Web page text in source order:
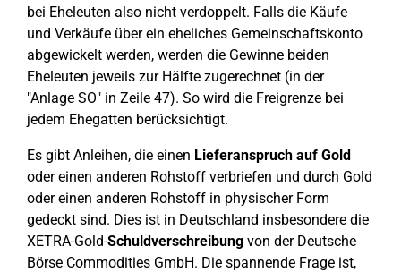
bei Eheleuten also nicht verdoppelt. Falls die Käufe
und Verkäufe über ein eheliches Gemeinschaftskonto
abgewickelt werden, werden die Gewinne beiden
Eheleuten jeweils zur Hälfte zugerechnet (in der
"Anlage SO" in Zeile 47). So wird die Freigrenze bei
jedem Ehegatten berücksichtigt.
Es gibt Anleihen, die einen Lieferanspruch auf Gold
oder einen anderen Rohstoff verbriefen und durch Gold
oder einen anderen Rohstoff in physischer Form
gedeckt sind. Dies ist in Deutschland insbesondere die
XETRA-Gold-Schuldverschreibung von der Deutsche
Börse Commodities GmbH. Die spannende Frage ist,